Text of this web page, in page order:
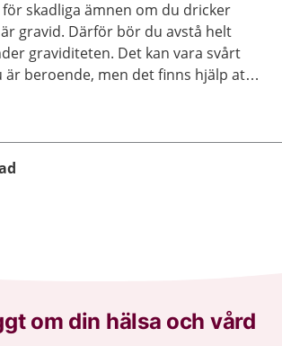
skadliga ämnen om du dricker
gravid. Därför bör du avstå helt
graviditeten. Det kan vara svårt
beroende, men det finns hjälp att
om din hälsa och vård